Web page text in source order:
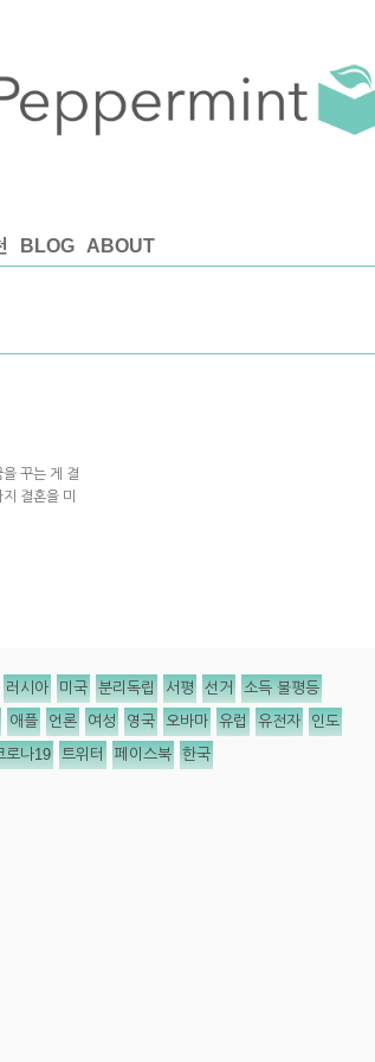
BLOG ABOUT
꾸는 게 결
결혼을 미
러시아 미국 분리독립 서평 선거 소득 불평등
애플 언론 여성 영국 오바마 유럽 유전자 인도
로나19 트위터 페이스북 한국